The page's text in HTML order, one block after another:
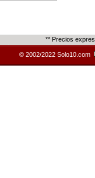
** Precios
© 2002/2022 Solo10.com